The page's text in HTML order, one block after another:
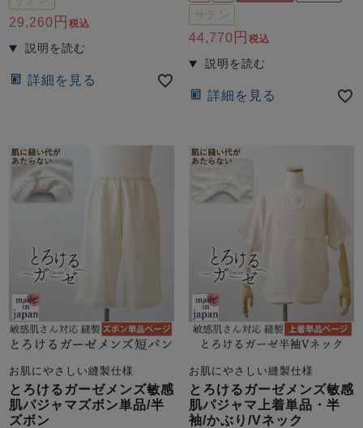
29,260 税込
詳細を見る
サテン
44,770 税込
詳細を見る
お肌にやさしい縫製仕様
とろけるガーゼメンズ敏感
肌パジャマズボン単品/半
ズボン
お肌にやさしい縫製仕様
とろけるガーゼメンズ敏感
肌パジャマ上着単品・半
袖/かぶり/Vネック